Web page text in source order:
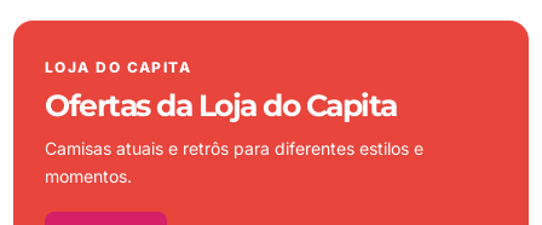
LOJA DO CAPITA
Ofertas da Loja do Capita
Camisas atuais e retrôs para diferentes estilos e
momentos.